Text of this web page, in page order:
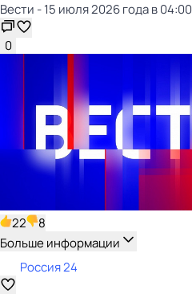
Вести - 15 июля 2026 года в 04:00
0
22
8
Больше информации
Россия 24